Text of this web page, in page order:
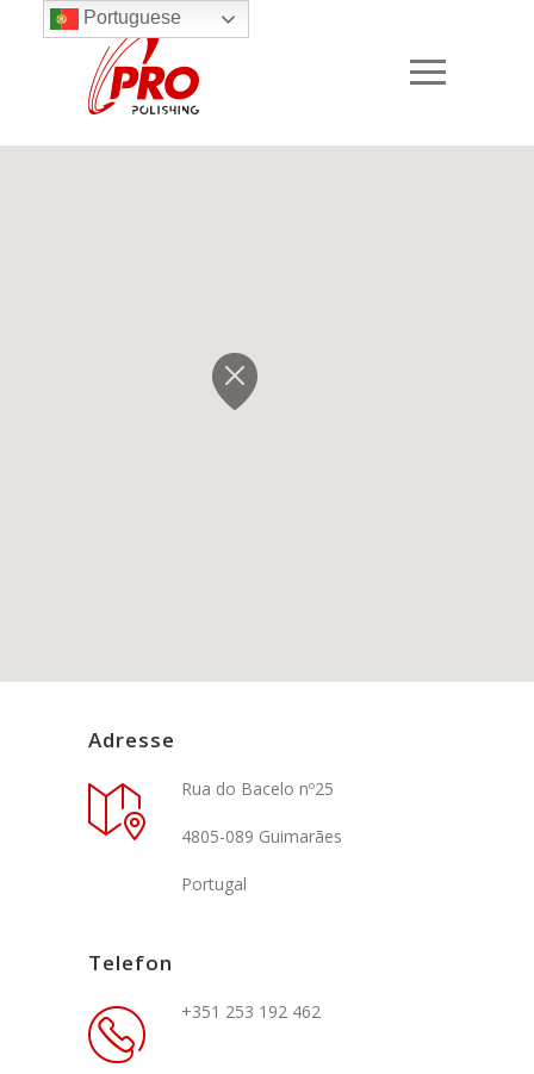
Adresse
Rua do Bacelo nº25
4805-089 Guimarães
Portugal
Telefon
+351 253 192 462
Portuguese